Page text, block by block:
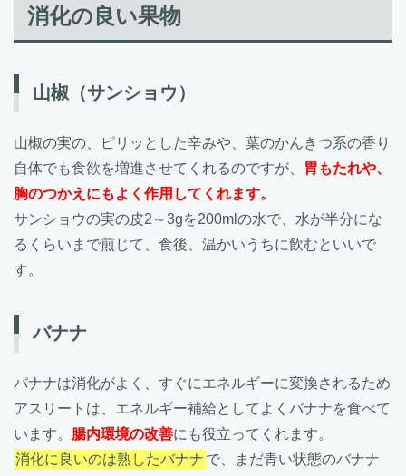
消化の良い果物
山椒（サンショウ）
山椒の実の、ピリッとした辛みや、葉のかんきつ系の香り
自体でも食欲を増進させてくれるのですが、
胃もたれや、
胸のつかえにもよく作用してくれます。
サンショウの実の皮2～3gを200mlの水で、水が半分にな
るくらいまで煎じて、食後、温かいうちに飲むといいで
す。
バナナ
バナナは消化がよく、すぐにエネルギーに変換されるため
アスリートは、エネルギー補給としてよくバナナを食べて
います。 腸内環境の改善にも役立ってくれます。
消化に良いのは熟したバナナ で、まだ青い状態のバナナ